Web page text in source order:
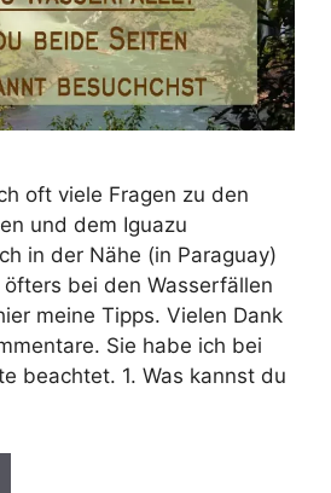
oft viele Fragen zu den
und dem Iguazu
in der Nähe (in Paraguay)
bei den Wasserfällen
meine Tipps. Vielen Dank
Sie habe ich bei
beachtet. 1. Was kannst du